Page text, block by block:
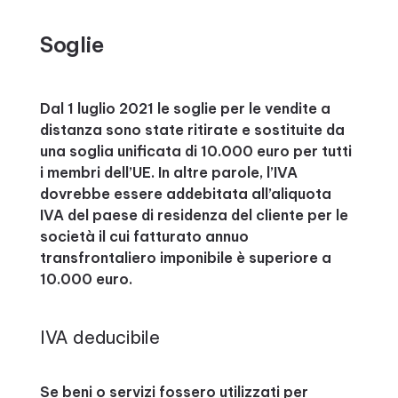
Soglie
Dal 1 luglio 2021 le soglie per le vendite a
distanza sono state ritirate e sostituite da
una soglia unificata di 10.000 euro per tutti
i membri dell’UE. In altre parole, l’IVA
dovrebbe essere addebitata all’aliquota
IVA del paese di residenza del cliente per le
società il cui fatturato annuo
transfrontaliero imponibile è superiore a
10.000 euro.
IVA deducibile
Se beni o servizi fossero utilizzati per